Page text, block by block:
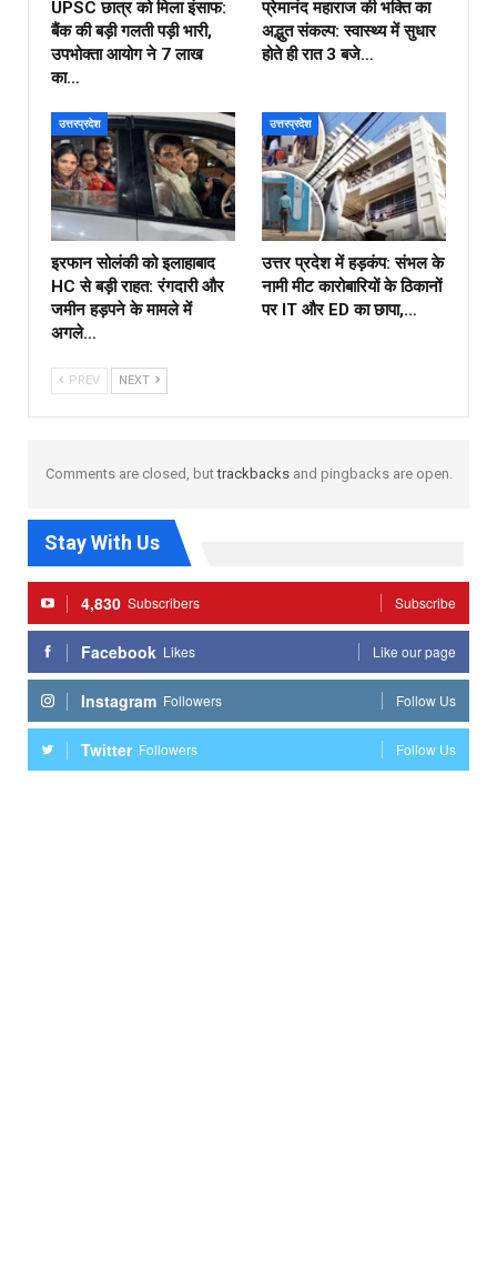
UPSC छात्र को मिला इंसाफ:
बैंक की बड़ी गलती पड़ी भारी,
उपभोक्ता आयोग ने ₹7 लाख
का…
प्रेमानंद महाराज की भक्ति का
अद्भुत संकल्प: स्वास्थ्य में सुधार
होते ही रात 3 बजे…
उत्तरप्रदेश
इरफान सोलंकी को इलाहाबाद
HC से बड़ी राहत: रंगदारी और
जमीन हड़पने के मामले में
अगले…
उत्तरप्रदेश
उत्तर प्रदेश में हड़कंप: संभल के
नामी मीट कारोबारियों के ठिकानों
पर IT और ED का छापा,…
PREV NEXT
Comments are closed, buttrackbacksand pingbacks are open.
Stay With Us
4,830 Subscribers Subscribe
Facebook Likes Like our page
Instagram Followers Follow Us
Twitter Followers Follow Us